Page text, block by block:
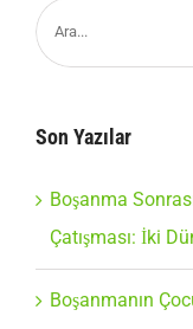
Ara:
Son Yazılar
Boşanma
Çatışması: İki
Boşanmanın